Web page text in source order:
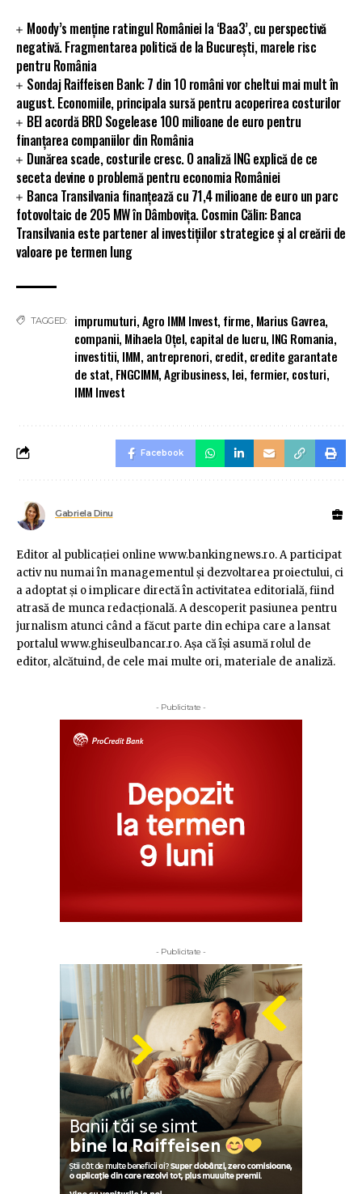
Moody’s menține ratingul României la ‘Baa3’, cu perspectivă
negativă. Fragmentarea politică de la București, marele risc
pentru România
Sondaj Raiffeisen Bank: 7 din 10 români vor cheltui mai mult în
august. Economiile, principala sursă pentru acoperirea costurilor
BEI acordă BRD Sogelease 100 milioane de euro pentru
finanțarea companiilor din România
Dunărea scade, costurile cresc. O analiză ING explică de ce
seceta devine o problemă pentru economia României
Banca Transilvania finanțează cu 71,4 milioane de euro un parc
fotovoltaic de 205 MW în Dâmbovița. Cosmin Călin: Banca
Transilvania este partener al investițiilor strategice și al creării de
valoare pe termen lung
TAGGED: imprumuturi,Agro IMM Invest, firme, Marius Gavrea,
companii, Mihaela Oțel, capital de lucru, ING Romania,
investitii, IMM, antreprenori, credit, credite garantate
de stat, FNGCIMM,Agribusiness, lei, fermier, costuri,
IMM Invest
Facebook
Gabriela Dinu
Editor al publicaţiei online www.bankingnews.ro. A participat
activ nu numai în managementul şi dezvoltarea proiectului, ci
a adoptat şi o implicare directă în activitatea editorială, fiind
atrasă de munca redacţională. A descoperit pasiunea pentru
jurnalism atunci când a făcut parte din echipa care a lansat
portalul www.ghiseulbancar.ro. Așa că îşi asumă rolul de
editor, alcătuind, de cele mai multe ori, materiale de analiză.
- Publicitate -
- Publicitate -